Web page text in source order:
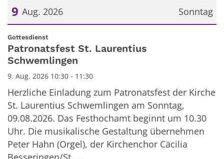
Sonntag
9 Aug. 2026
Datum: 9. August 2026
Gottesdienst:
Patronatsfest St. Laurentius
Schwemlingen
9. Aug. 2026 10:30 - 11:30
Herzliche Einladung zum Patronatsfest der Kirche
St. Laurentius Schwemlingen am Sonntag,
09.08.2026. Das Festhochamt beginnt um 10.30
Uhr. Die musikalische Gestaltung übernehmen
Peter Hahn (Orgel), der Kirchenchor Cäcilia